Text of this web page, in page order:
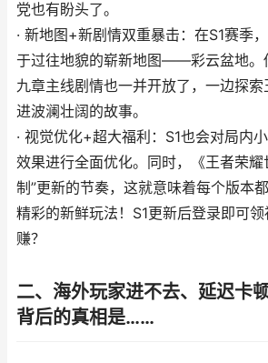
党也有盼头了。
· 新地图+新剧情双重暴击：在S1赛季
于过往地貌的崭新地图——彩云盆地。
九章主线剧情也一并开放了，一边探
进波澜壮阔的故事。
· 视觉优化+超大福利：S1也会对局内
效果进行全面优化。同时，《王者荣耀
制”更新的节奏，这就意味着每个版本
精彩的新鲜玩法！S1更新后登录即可
赚？
二、海外玩家进不去、延迟卡
背后的真相是……